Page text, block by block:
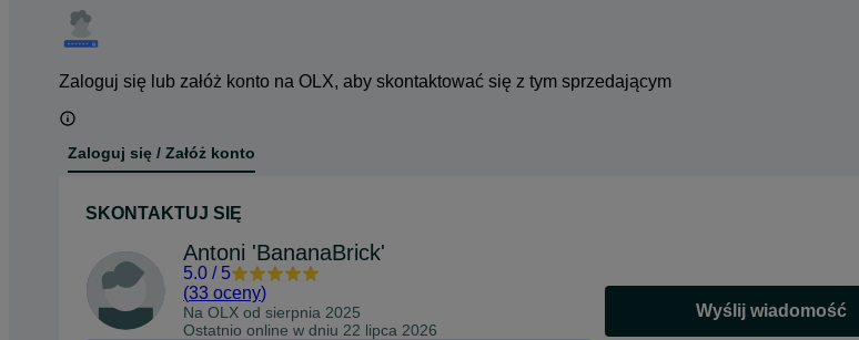
Zaloguj się lub załóż konto na OLX, aby skontaktować się z tym sprzedającym
Zaloguj się / Załóż konto
SKONTAKTUJ SIĘ
Antoni 'BananaBrick'
5.0 / 5
(33 oceny)
Na OLX od sierpnia 2025
Ostatnio online w dniu 22 lipca 2026
Wyślij wiadomość